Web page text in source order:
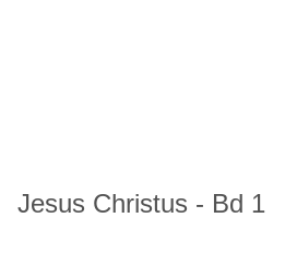
Jesus Christus - Bd 1